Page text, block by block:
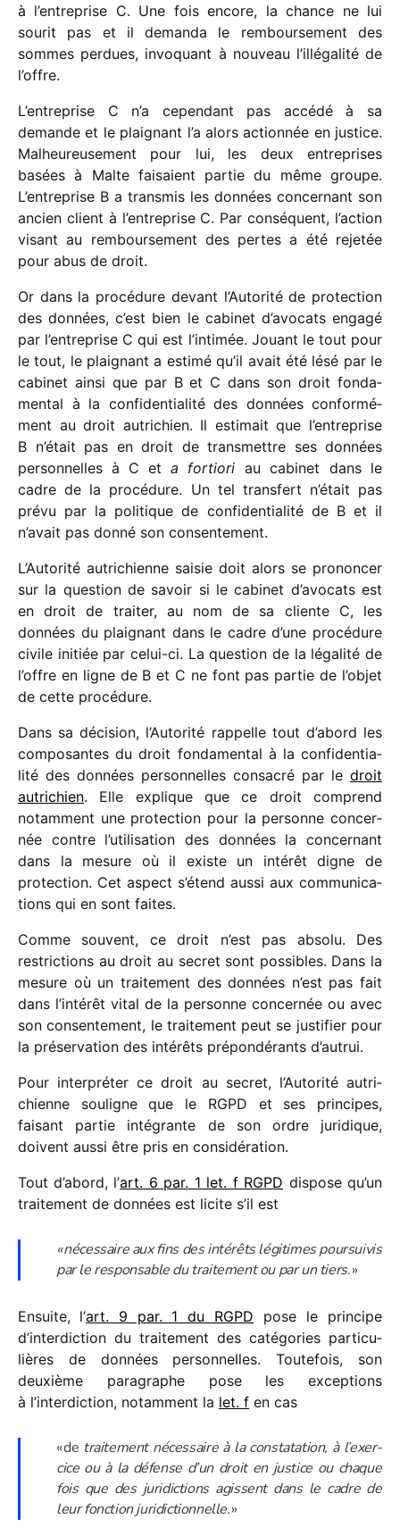
à l’entreprise C. Une fois encore, la chance ne lui
sourit pas et il demanda le rembour­se­ment des
sommes perdues, invo­quant à nouveau l’illégalité de
l’offre.
L’entreprise C n’a cepen­dant pas accédé à sa
demande et le plai­gnant l’a alors action­née en justice.
Malheureusement pour lui, les deux entre­prises
basées à Malte faisaient partie du même groupe.
L’entreprise B a trans­mis les données concer­nant son
ancien client à l’entreprise C. Par consé­quent, l’action
visant au rembour­se­ment des pertes a été reje­tée
pour abus de droit.
Or dans la procé­dure devant l’Autorité de protec­tion
des données, c’est bien le cabi­net d’avocats engagé
par l’entreprise C qui est l’intimée. Jouant le tout pour
le tout, le plai­gnant a estimé qu’il avait été lésé par le
cabi­net ainsi que par B et C dans son droit fonda­
men­tal à la confi­den­tia­lité des données confor­mé­
ment au droit autri­chien. Il esti­mait que l’entreprise
B n’était pas en droit de trans­mettre ses données
person­nelles à C et a fortiori au cabi­net dans le
cadre de la procé­dure. Un tel trans­fert n’était pas
prévu par la poli­tique de confi­den­tia­lité de B et il
n’avait pas donné son consentement.
L’Autorité autri­chienne saisie doit alors se pronon­cer
sur la ques­tion de savoir si le cabi­net d’avocats est
en droit de trai­ter, au nom de sa cliente C, les
données du plai­gnant dans le cadre d’une procé­dure
civile initiée par celui-ci. La ques­tion de la léga­lité de
l’offre en ligne de B et C ne font pas partie de l’objet
de cette procédure.
Dans sa déci­sion, l’Autorité rappelle tout d’abord les
compo­santes du droit fonda­men­tal à la confi­den­tia­
lité des données person­nelles consa­cré par le droit
autri­chien. Elle explique que ce droit comprend
notam­ment une protec­tion pour la personne concer­
née contre l’utilisation des données la concer­nant
dans la mesure où il existe un inté­rêt digne de
protec­tion. Cet aspect s’étend aussi aux commu­ni­ca­
tions qui en sont faites.
Comme souvent, ce droit n’est pas absolu. Des
restric­tions au droit au secret sont possibles. Dans la
mesure où un trai­te­ment des données n’est pas fait
dans l’intérêt vital de la personne concer­née ou avec
son consen­te­ment, le trai­te­ment peut se justi­fier pour
la préser­va­tion des inté­rêts prépon­dé­rants d’autrui.
Pour inter­pré­ter ce droit au secret, l’Autorité autri­
chienne souligne que le RGPD et ses prin­cipes,
faisant partie inté­grante de son ordre juri­dique,
doivent aussi être pris en considération.
Tout d’abord, l’art. 6 par. 1 let. f RGPD dispose qu’un
trai­te­ment de données est licite s’il est
« néces­saire aux fins des inté­rêts légi­times pour­sui­vis
par le respon­sable du trai­te­ment ou par un tiers. »
Ensuite, l’art. 9 par. 1 du RGPD pose le prin­cipe
d’interdiction du trai­te­ment des caté­go­ries parti­cu­
lières de données person­nelles. Toutefois, son
deuxième para­graphe pose les excep­tions
à l’interdiction, notam­ment la let. f en cas
« de trai­te­ment néces­saire à la consta­ta­tion, à l’exer­
cice ou à la défense d’un droit en justice ou chaque
fois que des juri­dic­tions agissent dans le cadre de
leur fonc­tion juri­dic­tion­nelle. »